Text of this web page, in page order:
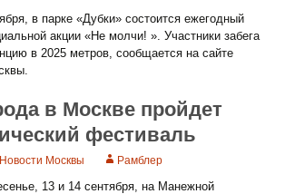
в парке «Дубки» состоится ежегодный
акции «Не молчи! ». Участники забега
в 2025 метров, сообщается на сайте
в Москве пройдет
фестиваль
Новости Москвы Рамблер
13 и 14 сентября, на Манежной